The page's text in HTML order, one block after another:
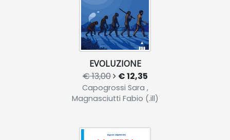
EVOLUZIONE
€ 13,00 € 12,35
Capogrossi Sara ,
Magnasciutti Fabio (.ill)